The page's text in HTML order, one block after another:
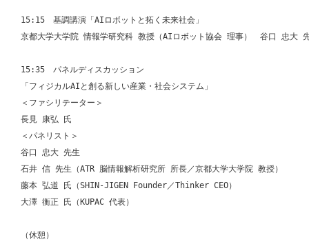
15:15　基調講演「AIロボットと拓く未来社会」
京都大学大学院 情報学研究科 教授（AIロボット協会 理事）　谷口 忠大
15:35　パネルディスカッション
「フィジカルAIと創る新しい産業・社会システム」
＜ファシリテーター＞
長見 康弘 氏
＜パネリスト＞
谷口 忠大 先生
石井 信 先生（ATR 脳情報解析研究所 所長／京都大学大学院 教授）
藤本 弘道 氏（SHIN-JIGEN Founder／Thinker CEO）
大澤 衡正 氏（KUPAC 代表）
（休憩）